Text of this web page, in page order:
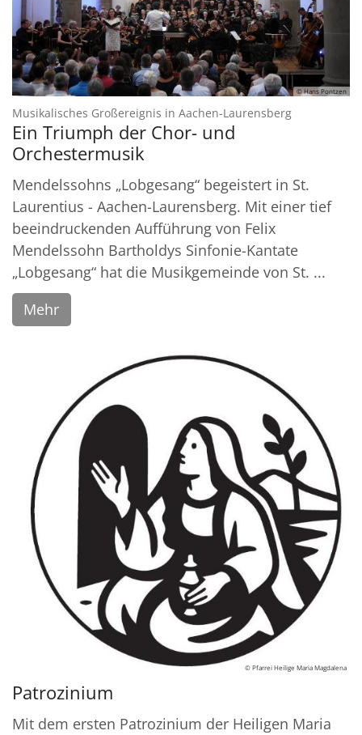
© Hans Pontzen
Musikalisches Großereignis in Aachen-Laurensberg:
Ein Triumph der Chor- und
Orchestermusik
Mendelssohns „Lobgesang“ begeistert in St.
Laurentius - Aachen-Laurensberg. Mit einer tief
beeindruckenden Aufführung von Felix
Mendelssohn Bartholdys Sinfonie-Kantate
„Lobgesang“ hat die Musikgemeinde von St. ...
Mehr
© Pfarrei Heilige Maria Magdalena
Patrozinium
Mit dem ersten Patrozinium der Heiligen Maria